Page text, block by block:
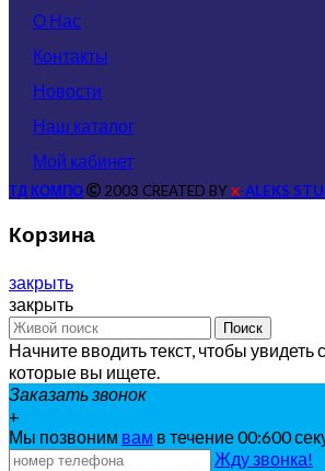
О Нас
Контакты
Новости
Наш каталог
Мой кабинет
ТД КОМПО 2003 CREATED BY X-ALEKS
Корзина
закрыть
закрыть
Поиск
Начните вводить текст, чтобы
которые вы ищете.
Заказать звонок
+
Мы позвоним вам в течение 00:600
Жду звонка!